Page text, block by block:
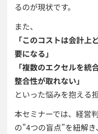
るのが現状です。
また、
「このコストは会計
要になる」
「複数のエクセルを統
整合性が取れない」
といった悩みを抱える
本セミナーでは、経営
の”4つの盲点”を紐解き、